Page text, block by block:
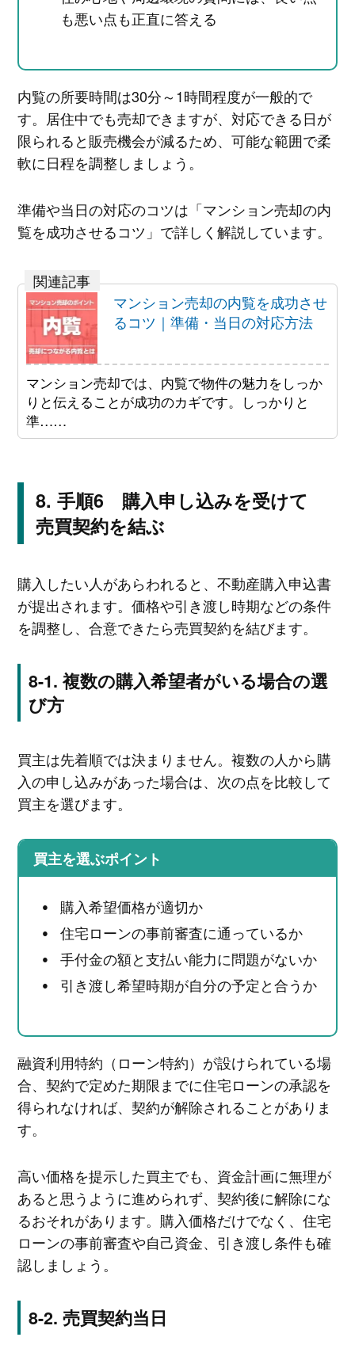
も悪い点も正直に答える
内覧の所要時間は30分～1時間程度が一般的で
す。居住中でも売却できますが、対応できる日が
限られると販売機会が減るため、可能な範囲で柔
軟に日程を調整しましょう。
準備や当日の対応のコツは「マンション売却の内
覧を成功させるコツ」で詳しく解説しています。
マンション売却の内覧を成功させ
るコツ｜準備・当日の対応方法
マンション売却では、内覧で物件の魅力をしっか
りと伝えることが成功のカギです。しっかりと
準……
手順6 購入申し込みを受けて
売買契約を結ぶ
購入したい人があらわれると、不動産購入申込書
が提出されます。価格や引き渡し時期などの条件
を調整し、合意できたら売買契約を結びます。
複数の購入希望者がいる場合の選
び方
買主は先着順では決まりません。複数の人から購
入の申し込みがあった場合は、次の点を比較して
買主を選びます。
買主を選ぶポイント
購入希望価格が適切か
住宅ローンの事前審査に通っているか
手付金の額と支払い能力に問題がないか
引き渡し希望時期が自分の予定と合うか
融資利用特約（ローン特約）が設けられている場
合、契約で定めた期限までに住宅ローンの承認を
得られなければ、契約が解除されることがありま
す。
高い価格を提示した買主でも、資金計画に無理が
あると思うように進められず、契約後に解除にな
るおそれがあります。購入価格だけでなく、住宅
ローンの事前審査や自己資金、引き渡し条件も確
認しましょう。
売買契約当日